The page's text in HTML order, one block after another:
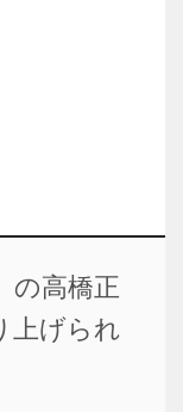
の高橋正
上げられ